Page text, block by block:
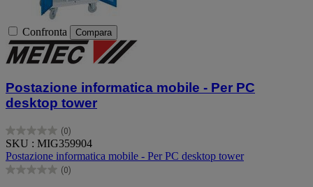
Confronta Compara
Postazione informatica mobile - Per PC
desktop tower
(0)
0.0
su
5
stelle.
SKU : MIG359904
Postazione informatica mobile - Per PC desktop tower
(0)
0.0